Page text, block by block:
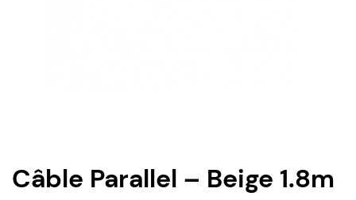
Câble Parallel – Beige 1.8m